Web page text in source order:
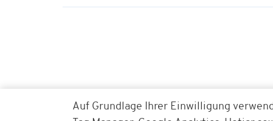
Auf Grundlage Ihrer Einwilligung